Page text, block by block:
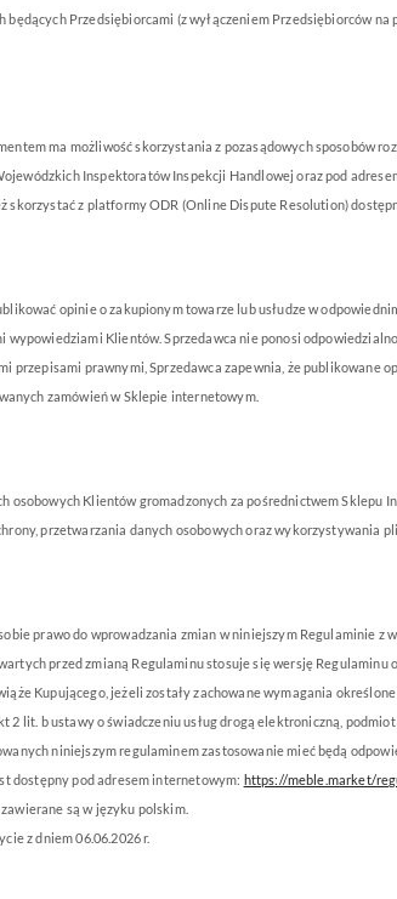
będących Przedsiębiorcami (z wyłączeniem Przedsiębiorców
ma możliwość skorzystania z pozasądowych sposobów
Inspektoratów Inspekcji Handlowej oraz pod
skorzystać z platformy ODR (Online Dispute Resolution)
opinie o zakupionym towarze lub usłudze w
wypowiedziami Klientów. Sprzedawca nie ponosi
przepisami prawnymi, Sprzedawca zapewnia, że
zamówień w Sklepie internetowym.
osobowych Klientów gromadzonych za pośrednictwem Sklepu
przetwarzania danych osobowych oraz
prawo do wprowadzania zmian w niniejszym Regulaminie
przed zmianą Regulaminu stosuje się wersję Regulaminu
Kupującego, jeżeli zostały zachowane wymagania
2 lit. b ustawy o świadczeniu usług drogą elektroniczną,
niniejszym regulaminem zastosowanie mieć będą
dostępny pod adresem internetowym: https://meble.market/
są w języku polskim.
z dniem 06.06.2026 r.